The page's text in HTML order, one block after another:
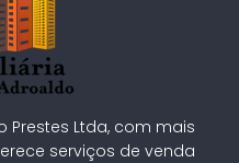
Prestes Ltda, com mais
serviços de venda